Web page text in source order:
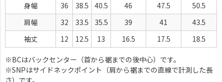
身幅
36 38.5 40.5 46 47.5
50.5
肩幅
32 33.5 35.5 39 41
43.5
袖丈
12 12.5 13 16.5 17.5 18.5
※BCはバックセンター（首から裾までの後中心）です。
※SNPはサイドネックポイント（肩から裾までの直線で計測した長